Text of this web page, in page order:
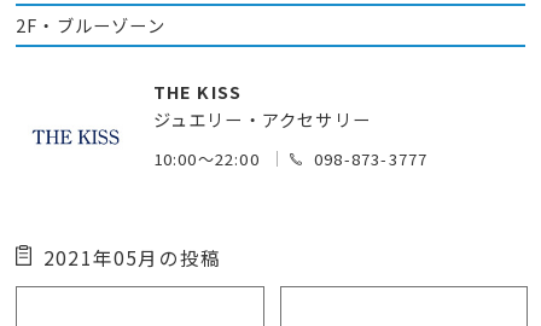
2F・ブルーゾーン
THE KISS
ジュエリー・アクセサリー
10:00～22:00 098-873-3777
2021年05月の投稿